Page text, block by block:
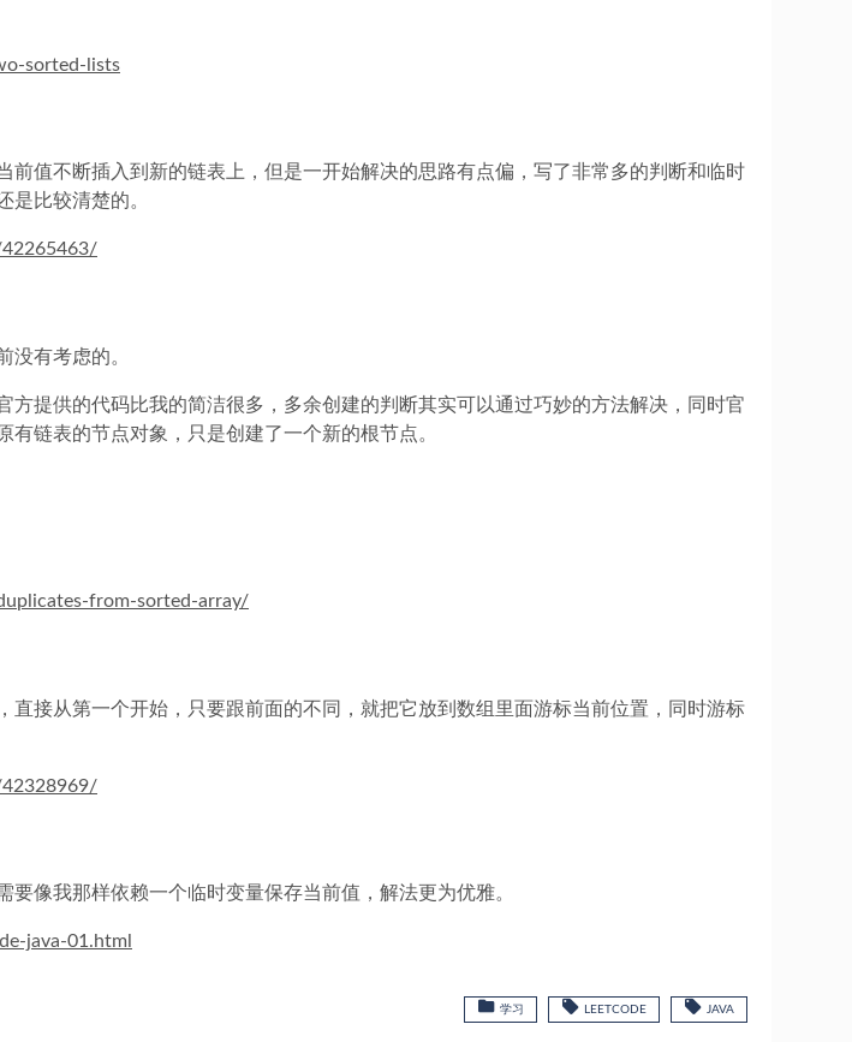
sorted-lists
前值不断插入到新的链表上，但是一开始解决的思路有点偏，写了非常多的判断和临时
是比较清楚的。
没有考虑的。
方提供的代码比我的简洁很多，多余创建的判断其实可以通过巧妙的方法解决，同时官
链表的节点对象，只是创建了一个新的根节点。
from-sorted-array/
直接从第一个开始，只要跟前面的不同，就把它放到数组里面游标当前位置，同时游标
像我那样依赖一个临时变量保存当前值，解法更为优雅。
java-01.html
学习 LEETCODE JAVA